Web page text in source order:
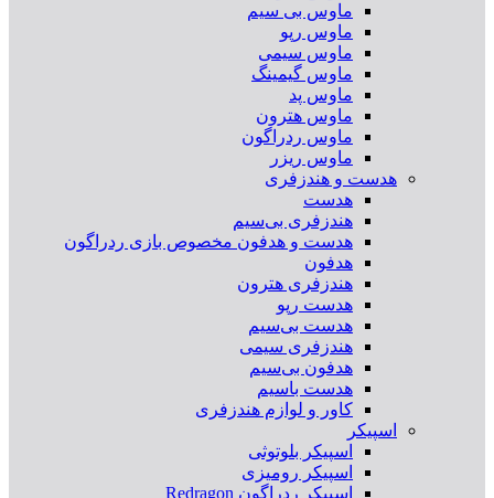
ماوس بی سیم
ماوس رپو
ماوس سیمی
ماوس گیمینگ
ماوس پد
ماوس هترون
ماوس ردراگون
ماوس ریزر
هدست و هندزفری
هدست
هندزفری بی‌سیم
هدست و هدفون مخصوص بازی ردراگون
هدفون
هندزفری هترون
هدست رپو
هدست بی‌سیم
هندزفری سیمی
هدفون بی‌سیم
هدست باسیم
کاور و لوازم هندزفری
اسپیکر
اسپیکر بلوتوثی
اسپیکر رومیزی
اسپیکر ردراگون Redragon